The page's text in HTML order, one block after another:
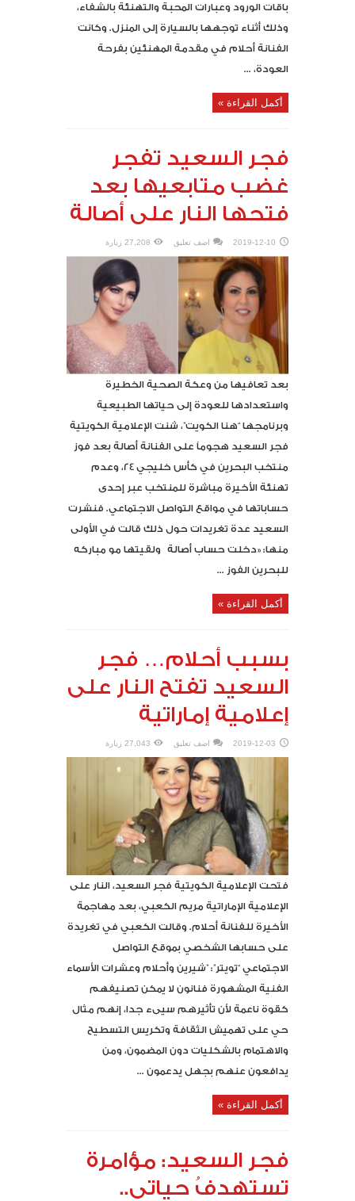
باقات الورود وعبارات المحبة والتهنئة بالشفاء،
وذلك أثناء توجهها بالسيارة إلى المنزل. وكانت
الفنانة أحلام في مقدمة المهنئين بفرحة
العودة، ...
أكمل القراءة »
فجر السعيد تفجر
غضب متابعيها بعد
فتحها النار على أصالة
2019-12-10 اضف تعليق 27,208 زيارة
بعد تعافيها من وعكة الصحية الخطيرة
واستعدادها للعودة إلى حياتها الطبيعية
وبرنامجها “هنا الكويت”، شنت الإعلامية الكويتية
فجر السعيد هجوماً على الفنانة أصالة بعد فوز
منتخب البحرين في كأس خليجي 24، وعدم
تهنئة الأخيرة مباشرة للمنتخب عبر إحدى
حساباتها في مواقع التواصل الاجتماعي. فنشرت
السعيد عدة تغريدات حول ذلك قالت في الأولى
منها: «دخلت حساب أصالة ولقيتها مو مباركه
للبحرين الفوز ...
أكمل القراءة »
بسبب أحلام… فجر
السعيد تفتح النار على
إعلامية إماراتية
2019-12-03 اضف تعليق 27,043 زيارة
فتحت الإعلامية الكويتية فجر السعيد، النار على
الإعلامية الإماراتية مريم الكعبي، بعد مهاجمة
الأخيرة للفنانة أحلام. وقالت الكعبي في تغريدة
على حسابها الشخصي بموقع التواصل
الاجتماعي “تويتر”: ‏”شيرين وأحلام وعشرات الأسماء
الفنية المشهورة فنانون لا يمكن تصنيفهم
كقوة ناعمة لأن تأثيرهم سيىء جدا، إنهم مثال
حي على تهميش الثقافة وتكريس التسطيح
والاهتمام بالشكليات دون المضمون، ومن
يدافعون عنهم بجهل يدعمون ...
أكمل القراءة »
فجر السعيد: مؤامرة
تستهدفُ حياتي..